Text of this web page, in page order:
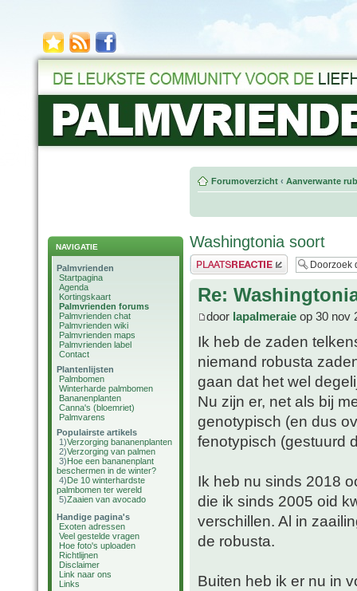
NAVIGATIE
Palmvrienden
Startpagina
Agenda
Kortingskaart
Palmvrienden forums
Palmvrienden chat
Palmvrienden wiki
Palmvrienden maps
Palmvrienden label
Contact
Plantenlijsten
Palmbomen
Winterharde palmbomen
Bananenplanten
Canna's (bloemriet)
Palmvarens
Populairste artikels
1)Verzorging bananenplanten
2)Verzorging van palmen
3)Hoe een bananenplant
beschermen in de winter?
4)De 10 winterhardste
palmbomen ter wereld
5)Zaaien van avocado
Handige pagina's
Exoten adressen
Veel gestelde vragen
Hoe foto's uploaden
Richtlijnen
Disclaimer
Link naar ons
Links
Forumoverzicht ‹ Aanverwante
Washingtonia soort
Plaats een reactie
Re:
door lapalmeraie op 30 nov
Ik heb de zaden
niemand robusta
gaan dat het wel
Nu zijn er, net als bij
genotypisch (en dus
fenotypisch (gestuurd
Ik heb nu sinds 2018
die ik sinds 2005 oid
verschillen. Al in
de robusta.
Buiten heb ik er nu in